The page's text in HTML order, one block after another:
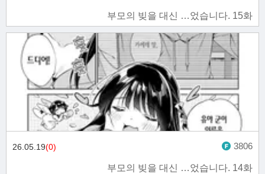
부모의 빚을 대신 …었습니다. 15화
부모의 빚을 대신 …었습니다. 14화
26.05.19(0) 3806